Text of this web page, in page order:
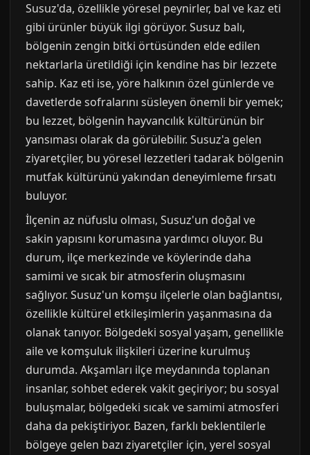
Susuz'da, özellikle yöresel peynirler, bal ve kaz eti
gibi ürünler büyük ilgi görüyor. Susuz balı,
bölgenin zengin bitki örtüsünden elde edilen
nektarlarla üretildiği için kendine has bir lezzete
sahip. Kaz eti ise, yöre halkının özel günlerde ve
davetlerde sofralarını süsleyen önemli bir yemek;
bu lezzet, bölgenin hayvancılık kültürünün bir
yansıması olarak da görülebilir. Susuz'a gelen
ziyaretçiler, bu yöresel lezzetleri tadarak bölgenin
mutfak kültürünü yakından deneyimleme fırsatı
buluyor.
İlçenin az nüfuslu olması, Susuz'un doğal ve
sakin yapısını korumasına yardımcı oluyor. Bu
durum, ilçe merkezinde ve köylerinde daha
samimi ve sıcak bir atmosferin oluşmasını
sağlıyor. Susuz'un komşu ilçelerle olan bağlantısı,
özellikle kültürel etkileşimlerin yaşanmasına da
olanak tanıyor. Bölgedeki sosyal yaşam, genellikle
aile ve komşuluk ilişkileri üzerine kurulmuş
durumda. Akşamları ilçe meydanında toplanan
insanlar, sohbet ederek vakit geçiriyor; bu sosyal
buluşmalar, bölgedeki sıcak ve samimi atmosferi
daha da pekiştiriyor. Bazen, farklı beklentilerle
bölgeye gelen bazı ziyaretçiler için, yerel sosyal